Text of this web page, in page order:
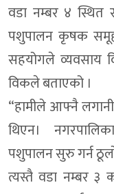
वडा नम्बर ४ स्थित
पशुपालन कृषक
सहयोगले व्यवसाय
विकले बताएको ।
“हामीले आफ्नै
थिएन।
पशुपालन सुरु गर्न
त्यस्तै वडा नम्बर